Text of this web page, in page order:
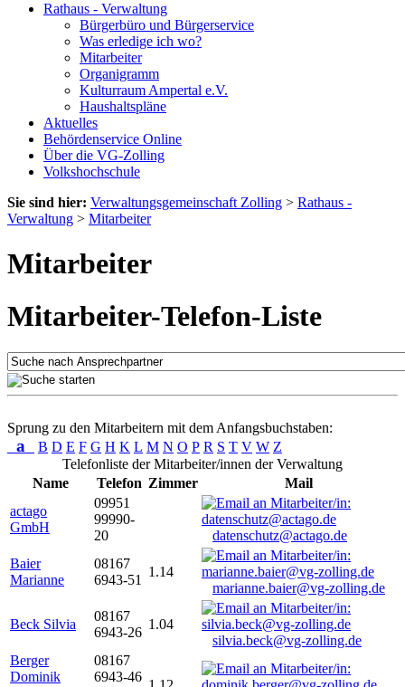
Rathaus - Verwaltung
Bürgerbüro und Bürgerservice
Was erledige ich wo?
Mitarbeiter
Organigramm
Kulturraum Ampertal e.V.
Haushaltspläne
Aktuelles
Behördenservice Online
Über die VG-Zolling
Volkshochschule
Sie sind hier: Verwaltungsgemeinschaft Zolling > Rathaus -
Verwaltung > Mitarbeiter
Mitarbeiter
Mitarbeiter-Telefon-Liste
Sprung zu den Mitarbeitern mit dem Anfangsbuchstaben:
a B D E F G H K L M N O P R S T V W Z
Telefonliste der Mitarbeiter/innen der Verwaltung
Name
Telefon Zimmer
Mail
actago
GmbH
09951
99990-
20
datenschutz@actago.de
Baier
Marianne
08167
6943-51
1.14
marianne.baier@vg-zolling.de
Beck Silvia
08167
6943-26
1.04
silvia.beck@vg-zolling.de
Berger
Dominik
08167
6943-46